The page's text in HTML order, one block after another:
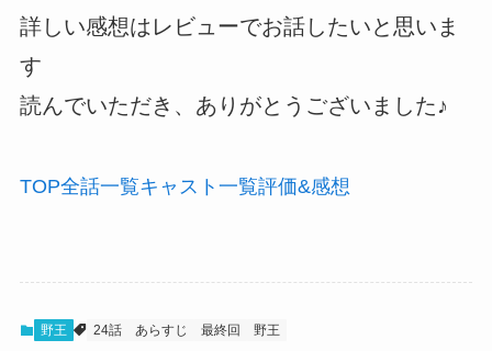
詳しい感想はレビューでお話したいと思いま
す
読んでいただき、ありがとうございました♪
TOP全話一覧キャスト 一覧評価&感想
野王 24話 あらすじ 最終回 野王